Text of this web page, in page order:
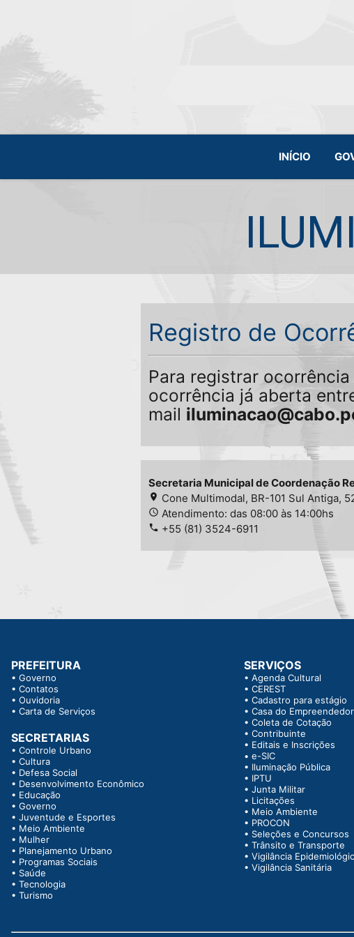
INÍCIO
Registro de
Para registrar
ocorrência já aberta
mail
Secretaria Municipal de Coordenação
place Cone Multimodal, BR-101 Sul Antiga,
access_time Atendimento: das 08:00 às 14:00hs
phone +55 (81) 3524-6911
PREFEITURA
•Governo
•Contatos
•Ouvidoria
•Carta de Serviços
SECRETARIAS
•Controle Urbano
•Cultura
• Defesa Social
• Desenvolvimento Econômico
• Educação
•Governo
•Juventude e Esportes
• Meio Ambiente
• Mulher
• Planejamento Urbano
• Programas Sociais
• Saúde
•Tecnologia
•Turismo
SERVIÇOS
• Agenda Cultural
• CEREST
• Cadastro para estágio
• Casa do Empreendedor
• Coleta de Cotação
• Contribuinte
• Editais e Inscrições
• e-SIC
• Iluminação Pública
• IPTU
• Junta Militar
• Licitações
• Meio Ambiente
• PROCON
• Seleções e Concursos
• Trânsito e Transporte
• Vigilância
• Vigilância Sanitária